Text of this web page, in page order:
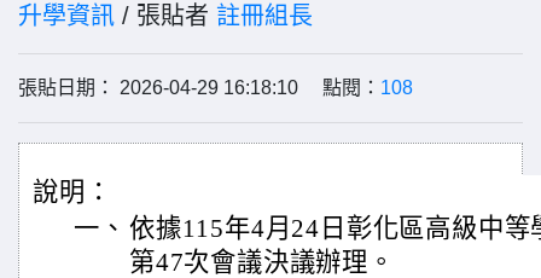
升學資訊 / 張貼者 註冊組長
張貼日期： 2026-04-29 16:18:10 點閱： 108
說明：
一、 依據115年4月24日彰化區高級中
第47次會議決議辦理。